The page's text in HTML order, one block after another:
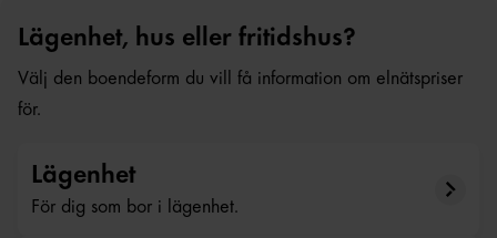
Lägenhet, hus eller fritidshus?
Välj den boendeform du vill få information om elnätspriser
för.
Lägenhet
För dig som bor i lägenhet.